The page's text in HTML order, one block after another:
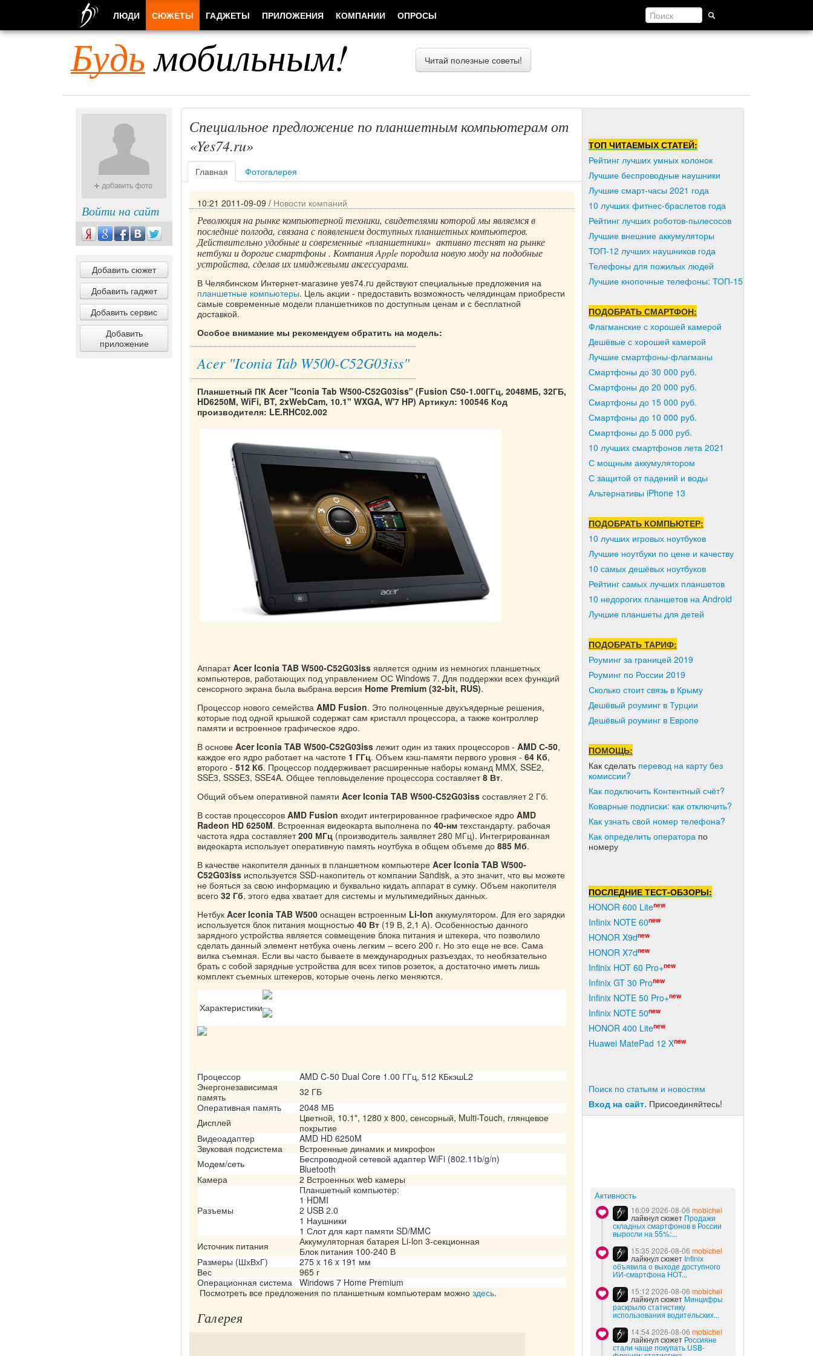
Будьмобильным! Читай полезные советы!
Войти на сайт
Добавить сюжет
Добавить гаджет
Добавить сервис
Добавить
приложение
Специальное предложение по планшетным компьютерам от
«Yes74.ru»
Главная Фотогалерея
10:21 2011-09-09 / Новости компаний
Революция на рынке компьютерной техники, свидетелями которой мы являемся в
последние полгода, связана с появлением доступных планшетных компьютеров.
Действительно удобные и современные «планшетники» активно теснят на рынке
нетбуки и дорогие смартфоны . Компания Apple породила новую моду на подобные
устройства, сделав их имиджевыми аксессуарами.
В Челябинском Интернет-магазине yes74.ru действуют специальные предложения на
планшетные компьютеры. Цель акции - предоставить возможность челядинцам приобрести
самые современные модели планшетников по доступным ценам и с бесплатной
доставкой.
Особое внимание мы рекомендуем обратить на модель:
Acer "Iconia Tab W500-C52G03iss"
Планшетный ПК Acer "Iconia Tab W500-C52G03iss" (Fusion C50-1.00ГГц, 2048МБ, 32ГБ,
HD6250M, WiFi, BT, 2xWebCam, 10.1" WXGA, W'7 HP) Артикул: 100546 Код
производителя: LE.RHC02.002
АппаратAcer Iconia TAB W500-C52G03iss является одним из немногих планшетных
компьютеров, работающих под управлением ОС Windows 7. Для поддержки всех функций
сенсорного экрана была выбрана версия Home Premium (32-bit, RUS).
Процессор нового семейства AMD Fusion. Это полноценные двухъядерные решения,
которые под одной крышкой содержат сам кристалл процессора, а также контроллер
памяти и встроенное графическое ядро.
В основе Acer Iconia TAB W500-C52G03iss лежит один из таких процессоров - AMD С-50,
каждое его ядро работает на частоте 1 ГГц. Объем кэш-памяти первого уровня - 64 Кб,
второго - 512 Кб. Процессор поддерживает расширенные наборы команд MMX, SSE2,
SSE3, SSSE3, SSE4A. Общее тепловыделение процессора составляет8 Вт.
Общий объем оперативной памяти Acer Iconia TAB W500-C52G03iss составляет 2 Гб.
В состав процессоров AMD Fusion входит интегрированное графическое ядро AMD
Radeon HD 6250M. Встроенная видеокарта выполнена по 40-нм техстандарту. рабочая
частота ядра составляет200 МГц (производитель заявляет 280 МГц). Интегрированная
видеокарта использует оперативную память ноутбука в общем объеме до 885 Мб.
В качестве накопителя данных в планшетном компьютере Acer Iconia TAB W500-
C52G03iss используется SSD-накопитель от компании Sandisk, а это значит, что вы можете
не бояться за свою информацию и буквально кидать аппарат в сумку. Объем накопителя
всего 32 Гб, этого едва хватает для системы и мультимедийных данных.
Нетбук Acer Iconia TAB W500 оснащен встроенным Li-Ion аккумулятором. Для его зарядки
используется блок питания мощностью 40 Вт (19 В, 2,1 А). Особенностью данного
зарядного устройства является совмещение блока питания и штекера, что позволило
сделать данный элемент нетбука очень легким – всего 200 г. Но это еще не все. Сама
вилка съемная. Если вы часто бываете в международных разъездах, то необязательно
брать с собой зарядные устройства для всех типов розеток, а достаточно иметь лишь
комплект съемных штекеров, которые очень легко меняются.
Характеристики
Процессор
AMD C-50 Dual Core 1.00 ГГц, 512 КБкэшL2
Энергонезависимая
память
32 ГБ
Оперативная память
2048 МБ
Дисплей
Цветной, 10.1", 1280 x 800, сенсорный, Multi-Touch, глянцевое
покрытие
Видеоадаптер
AMD HD 6250M
Звуковая подсистема
Встроенные динамик и микрофон
Модем/сеть
Беспроводной сетевой адаптер WiFi (802.11b/g/n)
Bluetooth
Камера
2 Встроенных web камеры
Разъемы
Планшетный компьютер:
1 HDMI
2 USB 2.0
1 Наушники
1 Слот для карт памяти SD/MMC
Источник питания
Аккумуляторная батарея Li-lon 3-секционная
Блок питания 100-240 В
Размеры (ШхВхГ)
275 x 16 x 191 мм
Вес
965 г
Операционная система Windows 7 Home Premium
Посмотреть все предложения по планшетным компьютерам можно здесь.
Галерея
ТОП ЧИТАЕМЫХ СТАТЕЙ:
Рейтинг лучших умных колонок
Лучшие беспроводные наушники
Лучшие смарт-часы 2021 года
10 лучших фитнес-браслетов года
Рейтинг лучших роботов-пылесосов
Лучшие внешние аккумуляторы
ТОП-12 лучших наушников года
Телефоны для пожилых людей
Лучшие кнопочные телефоны: ТОП-15
ПОДОБРАТЬ СМАРТФОН:
Флагманские с хорошей камерой
Дешёвые с хорошей камерой
Лучшие смартфоны-флагманы
Смартфоны до 30 000 руб.
Смартфоны до 20 000 руб.
Смартфоны до 15 000 руб.
Смартфоны до 10 000 руб.
Смартфоны до 5 000 руб.
10 лучших смартфонов лета 2021
С мощным аккумулятором
С защитой от падений и воды
Альтернативы iPhone 13
ПОДОБРАТЬ КОМПЬЮТЕР:
10 лучших игровых ноутбуков
Лучшие ноутбуки по цене и качеству
10 самых дешёвых ноутбуков
Рейтинг самых лучших планшетов
10 недорогих планшетов на Android
Лучшие планшеты для детей
ПОДОБРАТЬ ТАРИФ:
Роуминг за границей 2019
Роуминг по России 2019
Сколько стоит связь в Крыму
Дешёвый роуминг в Турции
Дешёвый роуминг в Европе
ПОМОЩЬ:
Как сделать перевод на карту без
комиссии?
Как подключить Контентный счёт?
Коварные подписки: как отключить?
Как узнать свой номер телефона?
Как определить оператора по
номеру
ПОСЛЕДНИЕ ТЕСТ-ОБЗОРЫ:
HONOR 600 Litenew
Infinix NOTE 60new
HONOR X9dnew
HONOR X7dnew
Infinix HOT 60 Pro+new
Infinix GT 30 Pronew
Infinix NOTE 50 Pro+new
Infinix NOTE 50new
HONOR 400 Litenew
Huawei MatePad 12 Xnew
Поиск по статьям и новостям
Вход на сайт. Присоединяйтесь!
Активность
16:09 2026-08-06 mobichel
лайкнул сюжет Продажи
складных смартфонов в России
выросли на 55%:...
15:35 2026-08-06 mobichel
лайкнул сюжет Infinix
объявила о выходе доступного
ИИ-смартфона HOT...
15:12 2026-08-06 mobichel
лайкнул сюжет Минцифры
раскрыло статистику
использования водительских...
14:54 2026-08-06 mobichel
лайкнул сюжет Россияне
стали чаще покупать USB-
ЛЮДИ СЮЖЕТЫ ГАДЖЕТЫ ПРИЛОЖЕНИЯ КОМПАНИИ ОПРОСЫ